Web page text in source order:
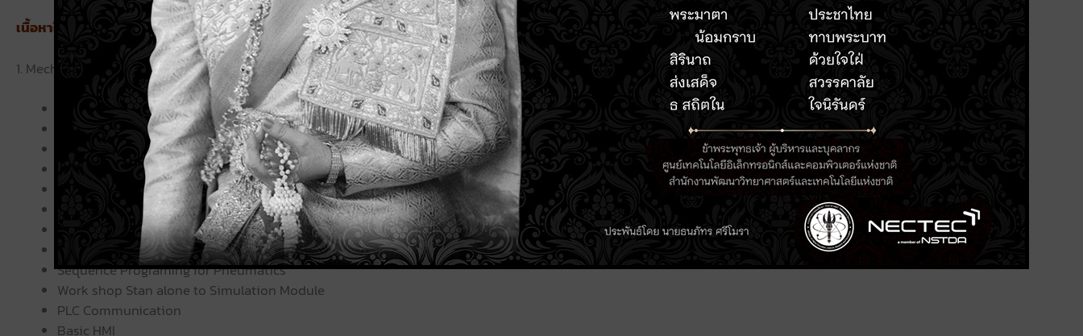
เนื้อหาในหลักสูตร
1. Mechatronics & PLC-Install TwinCAT2
TCP/IP Communication
TwinCAT System manager
I/O Signal Testing
Introduction to TwnCAT PLC
Variable and Deciare
Basic PLC Programing
Basic Standard Library
Basic Programing IEC61131-3 Ladder
Sequence Programing for Pneumatics
Work shop Stan alone to Simulation Module
PLC Communication
Basic HMI